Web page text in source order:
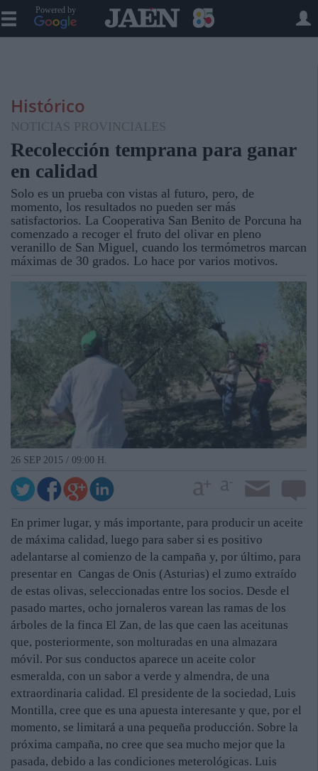
Powered by
Histórico
NOTICIAS PROVINCIALES
Recolección temprana para ganar
en calidad
Solo es un prueba con vistas al futuro, pero, de
momento, los resultados no pueden ser más
satisfactorios. La Cooperativa San Benito de Porcuna ha
comenzado a recoger el fruto del olivar en pleno
veranillo de San Miguel, cuando los termómetros marcan
máximas de 30 grados. Lo hace por varios motivos.
26 SEP 2015 / 09:00 H.
En primer lugar, y más importante, para producir un aceite
de máxima calidad, luego para saber si es positivo
adelantarse al comienzo de la campaña y, por último, para
presentar en Cangas de Onis (Asturias) el zumo extraído
de estas olivas, seleccionadas entre los socios. Desde el
pasado martes, ocho jornaleros varean las ramas de los
árboles de la finca El Zan, de las que caen las aceitunas
que, posteriormente, son molturadas en una almazara
móvil. Por sus conductos aparece un aceite color
esmeralda, con un sabor a verde y almendra, de una
extraordinaria calidad. El presidente de la sociedad, Luis
Montilla, cree que es una apuesta interesante y que, por el
momento, se limitará a una pequeña producción. Sobre la
próxima campaña, no cree que sea mucho mejor que la
pasada, debido a las condiciones meterológicas. Luis